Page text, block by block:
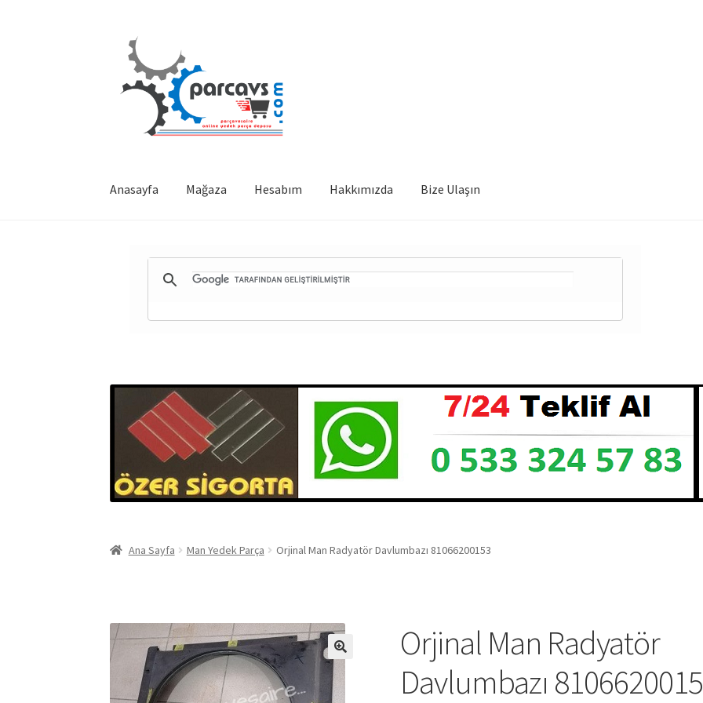
Dolaşıma
geç
İçeriğe
geç
Anasayfa Mağaza Hesabım Hakkımızda Bize Ulaşın
Ana Sayfa Man Yedek Parça Orjinal Man Radyatör Davlumbazı 81066200153
Orjinal Man Radyatör
Davlumbazı